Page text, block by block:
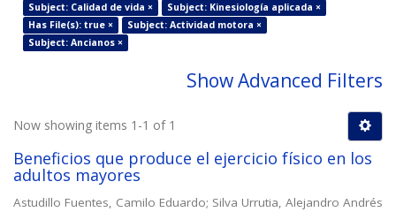
Subject: Calidad de vida ×
Subject: Kinesiología aplicada ×
Has File(s): true ×
Subject: Actividad motora ×
Subject: Ancianos ×
Show Advanced Filters
Now showing items 1-1 of 1
Beneficios que produce el ejercicio físico en los
adultos mayores
Astudillo Fuentes, Camilo Eduardo; Silva Urrutia, Alejandro Andrés